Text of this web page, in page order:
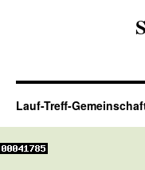
Lauf-Treff-